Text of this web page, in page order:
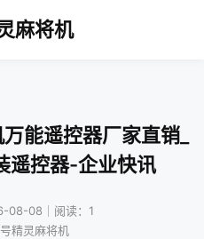
麻将机
能遥控器厂家直销_
遥控器-企业快讯
08-08｜阅读：1
精灵麻将机